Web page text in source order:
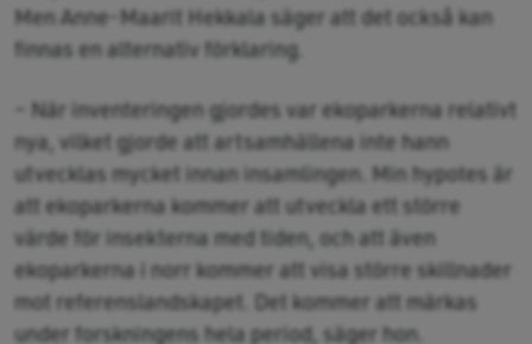
Men Anne-Maarit Hekkala säger att det också kan
finnas en alternativ förklaring.
– När inventeringen gjordes var ekoparkerna relativt
nya, vilket gjorde att artsamhällena inte hann
utvecklas mycket innan insamlingen. Min hypotes är
att ekoparkerna kommer att utveckla ett större
värde för insekterna med tiden, och att även
ekoparkerna i norr kommer att visa större skillnader
mot referenslandskapet. Det kommer att märkas
under forskningens hela period, säger hon.